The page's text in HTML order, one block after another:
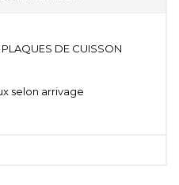
DE CUISSON
selon arrivage